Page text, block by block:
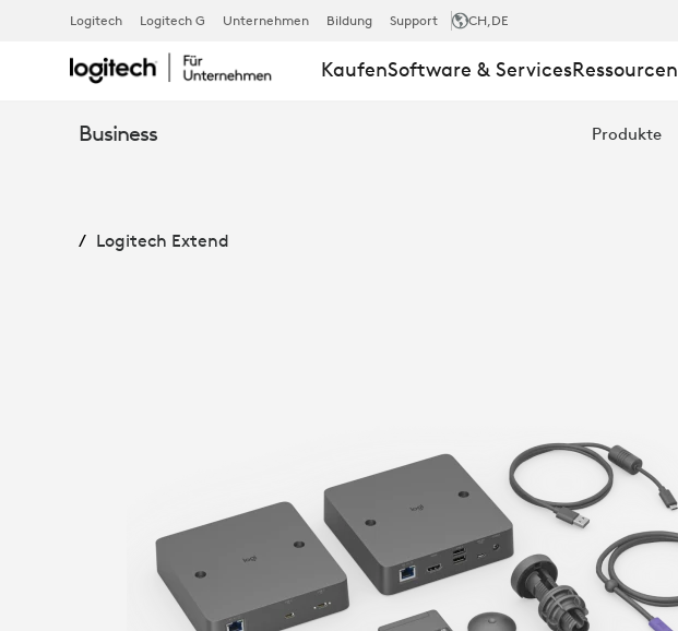
LOGITECH
EXTEND
Logitech Logitech G Unternehmen Bildung Support CH,DE
KaufenSoftware & ServicesRessourcen
Business Produkte
Logitech Extend